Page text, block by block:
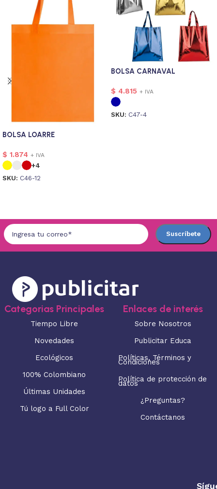
BOLSA LOARRE
$ 1.874 + IVA
+4
SKU: C46-12
BOLSA CARNAVAL
$ 4.815 + IVA
SKU: C47-4
Categorias Principales
Tiempo Libre
Novedades
Ecológicos
100% Colombiano
Últimas Unidades
Tú logo a Full Color
Enlaces de interés
Sobre Nosotros
Publicitar Educa
Políticas, Términos y
Condiciones
Política de protección de
datos
¿Preguntas?
Contáctanos